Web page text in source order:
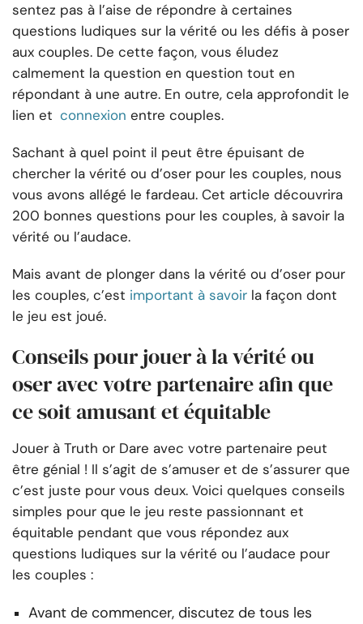
sentez pas à l’aise de répondre à certaines
questions ludiques sur la vérité ou les défis à poser
aux couples. De cette façon, vous éludez
calmement la question en question tout en
répondant à une autre. En outre, cela approfondit le
lien et connexion entre couples.
Sachant à quel point il peut être épuisant de
chercher la vérité ou d’oser pour les couples, nous
vous avons allégé le fardeau. Cet article découvrira
200 bonnes questions pour les couples, à savoir la
vérité ou l’audace.
Mais avant de plonger dans la vérité ou d’oser pour
les couples, c’est important à savoir la façon dont
le jeu est joué.
Conseils pour jouer à la vérité ou
oser avec votre partenaire afin que
ce soit amusant et équitable
Jouer à Truth or Dare avec votre partenaire peut
être génial ! Il s’agit de s’amuser et de s’assurer que
c’est juste pour vous deux. Voici quelques conseils
simples pour que le jeu reste passionnant et
équitable pendant que vous répondez aux
questions ludiques sur la vérité ou l’audace pour
les couples :
Avant de commencer, discutez de tous les